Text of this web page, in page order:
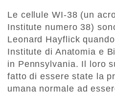
Le cellule WI-38 (un
Institute numero 38)
Leonard Hayflick
Institute di Anatomia e
in Pennsylvania. Il loro
fatto di essere state la
umana normale ad